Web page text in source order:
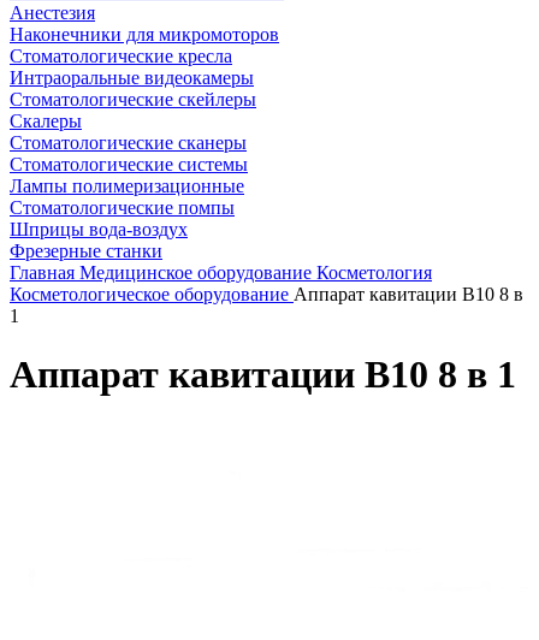
Анестезия
Наконечники для микромоторов
Стоматологические кресла
Интраоральные видеокамеры
Стоматологические скейлеры
Скалеры
Стоматологические сканеры
Стоматологические системы
Лампы полимеризационные
Стоматологические помпы
Шприцы вода-воздух
Фрезерные станки
Главная Медицинское оборудование Косметология
Косметологическое оборудование Аппарат кавитации B10 8 в
1
Аппарат кавитации B10 8 в 1